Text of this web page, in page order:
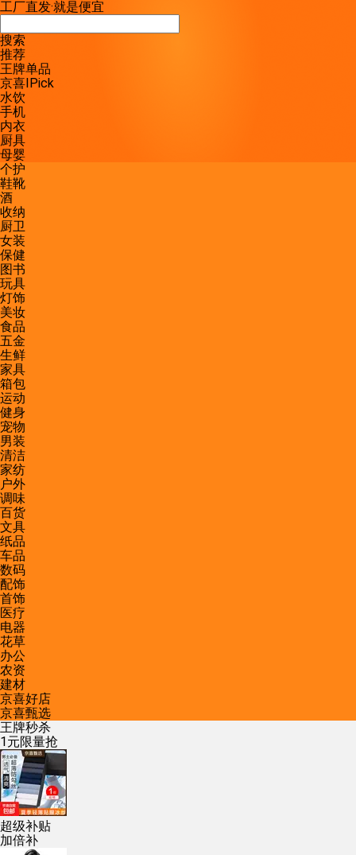
工厂直发·就是便宜
搜索
推荐
王牌单品
京喜IPick
水饮
手机
内衣
厨具
母婴
个护
鞋靴
酒
收纳
厨卫
女装
保健
图书
玩具
灯饰
美妆
食品
五金
生鲜
家具
箱包
运动
健身
宠物
男装
清洁
家纺
户外
调味
百货
文具
纸品
车品
数码
配饰
首饰
医疗
电器
花草
办公
农资
建材
京喜好店
京喜甄选
王牌秒杀
1元限量抢
超级补贴
加倍补